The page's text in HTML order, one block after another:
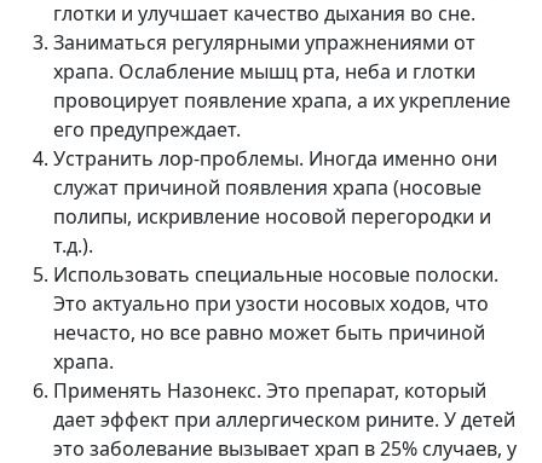
глотки и улучшает качество дыхания во сне.
Заниматься регулярными упражнениями от
храпа. Ослабление мышц рта, неба и глотки
провоцирует появление храпа, а их укрепление
его предупреждает.
Устранить лор-проблемы. Иногда именно они
служат причиной появления храпа (носовые
полипы, искривление носовой перегородки и
т.д.).
Использовать специальные носовые полоски.
Это актуально при узости носовых ходов, что
нечасто, но все равно может быть причиной
храпа.
Применять Назонекс. Это препарат, который
дает эффект при аллергическом рините. У детей
это заболевание вызывает храп в 25% случаев, у